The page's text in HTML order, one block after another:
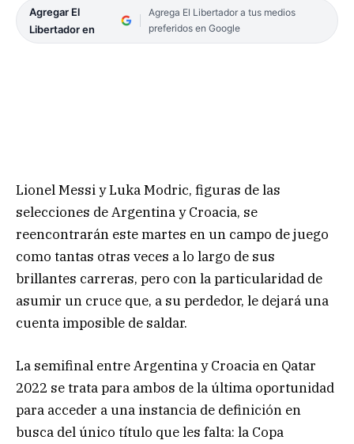
Agregar El
Libertador en
Agrega El Libertador a tus medios
preferidos en Google
Lionel Messi y Luka Modric, figuras de las
selecciones de Argentina y Croacia, se
reencontrarán este martes en un campo de juego
como tantas otras veces a lo largo de sus
brillantes carreras, pero con la particularidad de
asumir un cruce que, a su perdedor, le dejará una
cuenta imposible de saldar.
La semifinal entre Argentina y Croacia en Qatar
2022 se trata para ambos de la última oportunidad
para acceder a una instancia de definición en
busca del único título que les falta: la Copa